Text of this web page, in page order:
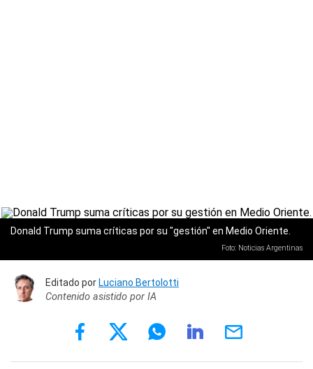
Donald Trump suma críticas por su "gestión" en Medio Oriente.
Foto: Noticias Argentinas
Editado porLuciano Bertolotti
Contenido asistido por IA